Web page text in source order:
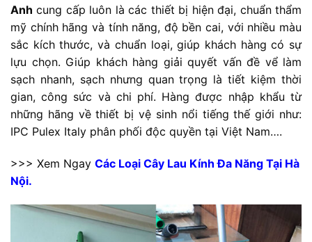
Anh cung cấp luôn là các thiết bị hiện đại, chuẩn thẩm
mỹ chính hãng và tính năng, độ bền cai, với nhiều màu
sắc kích thước, và chuẩn loại, giúp khách hàng có sự
lựu chọn. Giúp khách hàng giải quyết vấn đề vể làm
sạch nhanh, sạch nhưng quan trọng là tiết kiệm thời
gian, công sức và chi phí. Hàng được nhập khẩu từ
những hãng về thiết bị vệ sinh nổi tiếng thế giới như:
IPC Pulex Italy phân phối độc quyền tại Việt Nam….
>>> Xem Ngay Các Loại Cây Lau Kính Đa Năng Tại Hà
Nội.